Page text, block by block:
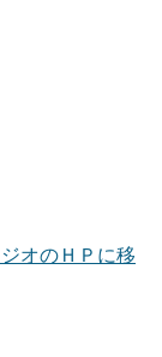
オのＨＰに移